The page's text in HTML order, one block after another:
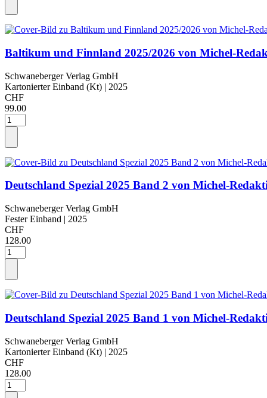
Baltikum und Finnland 2025/2026 von Michel-
Schwaneberger Verlag GmbH
Kartonierter Einband (Kt) | 2025
CHF
99.00
Deutschland Spezial 2025 Band 2 von Michel-
Schwaneberger Verlag GmbH
Fester Einband | 2025
CHF
128.00
Deutschland Spezial 2025 Band 1 von Michel-
Schwaneberger Verlag GmbH
Kartonierter Einband (Kt) | 2025
CHF
128.00